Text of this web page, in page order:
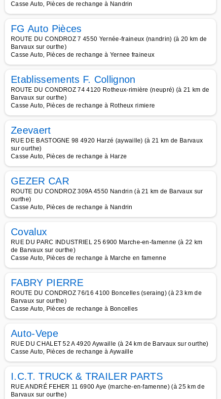
Casse Auto, Pièces de rechange à Nandrin
FG Auto Pièces
ROUTE DU CONDROZ 7 4550 Yernée-fraineux (nandrin) (à 20 km de
Barvaux sur ourthe)
Casse Auto, Pièces de rechange à Yernee fraineux
Etablissements F. Collignon
ROUTE DU CONDROZ 74 4120 Rotheux-rimière (neupré) (à 21 km de
Barvaux sur ourthe)
Casse Auto, Pièces de rechange à Rotheux rimiere
Zeevaert
RUE DE BASTOGNE 98 4920 Harzé (aywaille) (à 21 km de Barvaux
sur ourthe)
Casse Auto, Pièces de rechange à Harze
GEZER CAR
ROUTE DU CONDROZ 309A 4550 Nandrin (à 21 km de Barvaux sur
ourthe)
Casse Auto, Pièces de rechange à Nandrin
Covalux
RUE DU PARC INDUSTRIEL 25 6900 Marche-en-famenne (à 22 km
de Barvaux sur ourthe)
Casse Auto, Pièces de rechange à Marche en famenne
FABRY PIERRE
ROUTE DU CONDROZ 76/16 4100 Boncelles (seraing) (à 23 km de
Barvaux sur ourthe)
Casse Auto, Pièces de rechange à Boncelles
Auto-Vepe
RUE DU CHALET 52 A 4920 Aywaille (à 24 km de Barvaux sur ourthe)
Casse Auto, Pièces de rechange à Aywaille
I.C.T. TRUCK & TRAILER PARTS
RUE ANDRÉ FEHER 11 6900 Aye (marche-en-famenne) (à 25 km de
Barvaux sur ourthe)